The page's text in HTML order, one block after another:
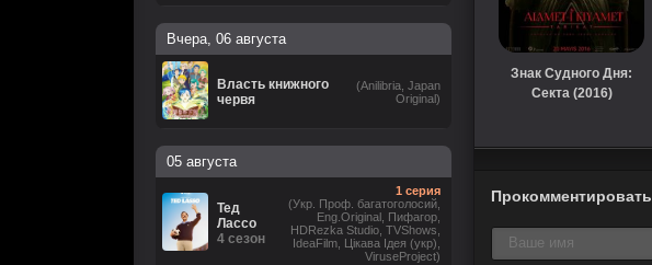
Знак Судного Дня:
Секта (2016)
Прокомментировать
Вчера, 06 августа
Власть книжного
червя
(Anilibria, Japan
Original)
05 августа
Тед
Лассо
4 сезон
1 серия
(Укр. Проф. багатоголосий,
Eng.Original, Пифагор,
HDRezka Studio, TVShows,
IdeaFilm, Цікава Ідея (укр),
ViruseProject)